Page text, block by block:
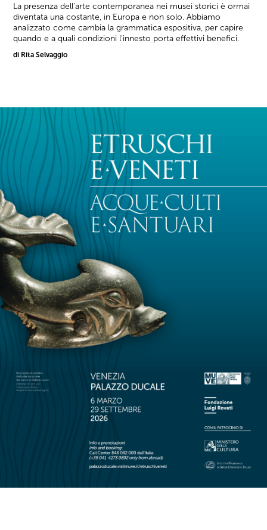
La presenza dell'arte contemporanea nei musei storici è ormai
diventata una costante, in Europa e non solo. Abbiamo
analizzato come cambia la grammatica espositiva, per capire
quando e a quali condizioni l'innesto porta effettivi benefici.
di Rita Selvaggio